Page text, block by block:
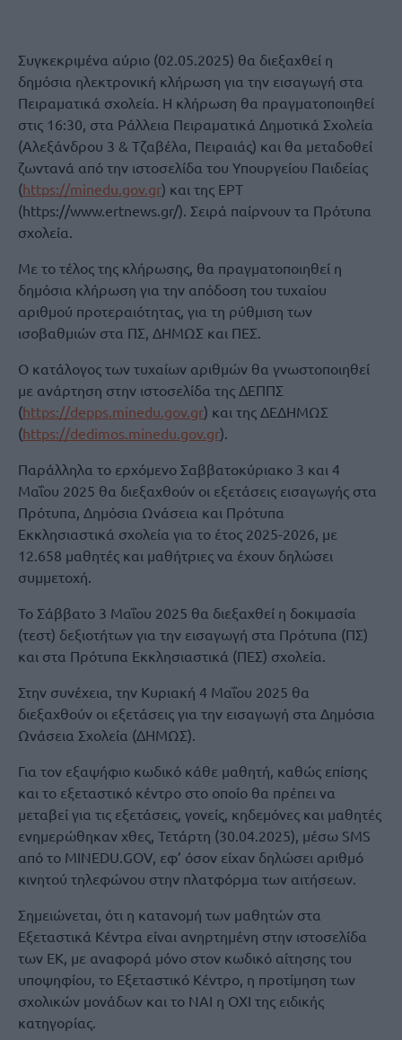
Συγκεκριμένα αύριο (02.05.2025) θα διεξαχθεί η
δημόσια ηλεκτρονική κλήρωση για την εισαγωγή στα
Πειραματικά σχολεία. Η κλήρωση θα πραγματοποιηθεί
στις 16:30, στα Ράλλεια Πειραματικά Δημοτικά Σχολεία
(Αλεξάνδρου 3 & Τζαβέλα, Πειραιάς) και θα μεταδοθεί
ζωντανά από την ιστοσελίδα του Υπουργείου Παιδείας
(https://minedu.gov.gr) και της ΕΡΤ
(https://www.ertnews.gr/). Σειρά παίρνουν τα Πρότυπα
σχολεία.
Με το τέλος της κλήρωσης, θα πραγματοποιηθεί η
δημόσια κλήρωση για την απόδοση του τυχαίου
αριθμού προτεραιότητας, για τη ρύθμιση των
ισοβαθμιών στα ΠΣ, ΔΗΜΩΣ και ΠΕΣ.
Ο κατάλογος των τυχαίων αριθμών θα γνωστοποιηθεί
με ανάρτηση στην ιστοσελίδα της ΔΕΠΠΣ
(https://depps.minedu.gov.gr) και της ΔΕΔΗΜΩΣ
(https://dedimos.minedu.gov.gr).
Παράλληλα το ερχόμενο Σαββατοκύριακο 3 και 4
Μαΐου 2025 θα διεξαχθούν οι εξετάσεις εισαγωγής στα
Πρότυπα, Δημόσια Ωνάσεια και Πρότυπα
Εκκλησιαστικά σχολεία για το έτος 2025-2026, με
12.658 μαθητές και μαθήτριες να έχουν δηλώσει
συμμετοχή.
Το Σάββατο 3 Μαΐου 2025 θα διεξαχθεί η δοκιμασία
(τεστ) δεξιοτήτων για την εισαγωγή στα Πρότυπα (ΠΣ)
και στα Πρότυπα Εκκλησιαστικά (ΠΕΣ) σχολεία.
Στην συνέχεια, την Κυριακή 4 Μαΐου 2025 θα
διεξαχθούν οι εξετάσεις για την εισαγωγή στα Δημόσια
Ωνάσεια Σχολεία (ΔΗΜΩΣ).
Για τον εξαψήφιο κωδικό κάθε μαθητή, καθώς επίσης
και το εξεταστικό κέντρο στο οποίο θα πρέπει να
μεταβεί για τις εξετάσεις, γονείς, κηδεμόνες και μαθητές
ενημερώθηκαν χθες, Τετάρτη (30.04.2025), μέσω SMS
από το ΜΙNEDU.GOV, εφ’ όσον είχαν δηλώσει αριθμό
κινητού τηλεφώνου στην πλατφόρμα των αιτήσεων.
Σημειώνεται, ότι η κατανομή των μαθητών στα
Εξεταστικά Κέντρα είναι ανηρτημένη στην ιστοσελίδα
των ΕΚ, με αναφορά μόνο στον κωδικό αίτησης του
υποψηφίου, το Εξεταστικό Κέντρο, η προτίμηση των
σχολικών μονάδων και το ΝΑΙ η ΟΧΙ της ειδικής
κατηγορίας.